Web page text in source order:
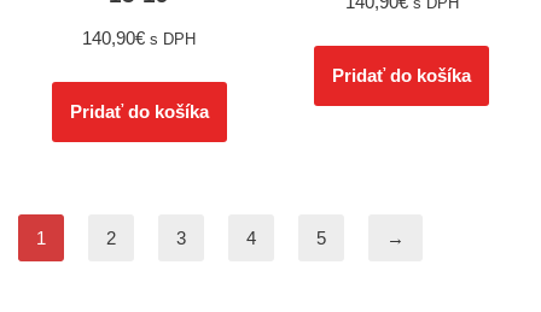
140,90€ s DPH
Pridať do košíka
s DPH
Pridať do košíka
1 2 3 4 5 →